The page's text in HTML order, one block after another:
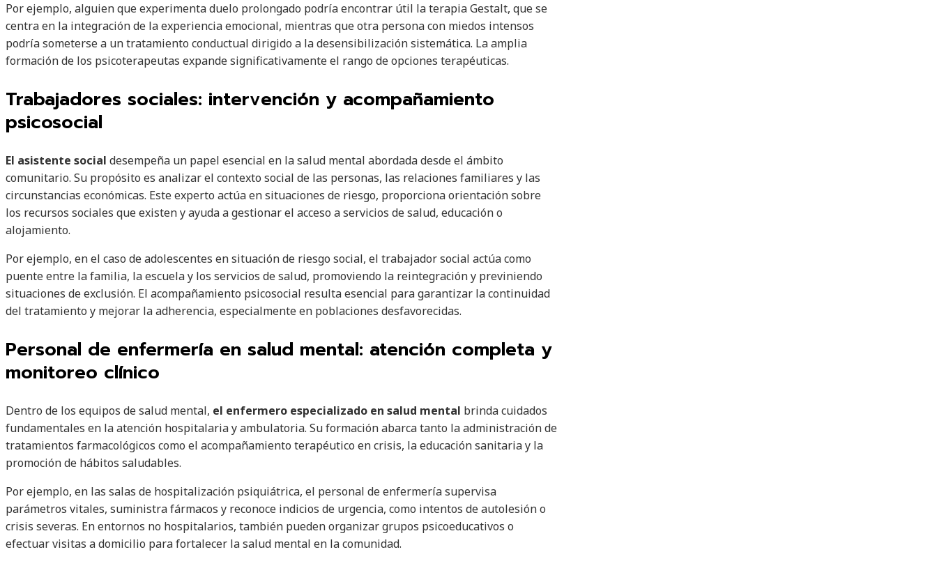
Por ejemplo, alguien que experimenta duelo prolongado podría encontrar útil la terapia Gestalt, que se
centra en la integración de la experiencia emocional, mientras que otra persona con miedos intensos
podría someterse a un tratamiento conductual dirigido a la desensibilización sistemática. La amplia
formación de los psicoterapeutas expande significativamente el rango de opciones terapéuticas.
Trabajadores sociales: intervención y acompañamiento
psicosocial
El asistente social desempeña un papel esencial en la salud mental abordada desde el ámbito
comunitario. Su propósito es analizar el contexto social de las personas, las relaciones familiares y las
circunstancias económicas. Este experto actúa en situaciones de riesgo, proporciona orientación sobre
los recursos sociales que existen y ayuda a gestionar el acceso a servicios de salud, educación o
alojamiento.
Por ejemplo, en el caso de adolescentes en situación de riesgo social, el trabajador social actúa como
puente entre la familia, la escuela y los servicios de salud, promoviendo la reintegración y previniendo
situaciones de exclusión. El acompañamiento psicosocial resulta esencial para garantizar la continuidad
del tratamiento y mejorar la adherencia, especialmente en poblaciones desfavorecidas.
Personal de enfermería en salud mental: atención completa y
monitoreo clínico
Dentro de los equipos de salud mental, el enfermero especializado en salud mental brinda cuidados
fundamentales en la atención hospitalaria y ambulatoria. Su formación abarca tanto la administración de
tratamientos farmacológicos como el acompañamiento terapéutico en crisis, la educación sanitaria y la
promoción de hábitos saludables.
Por ejemplo, en las salas de hospitalización psiquiátrica, el personal de enfermería supervisa
parámetros vitales, suministra fármacos y reconoce indicios de urgencia, como intentos de autolesión o
crisis severas. En entornos no hospitalarios, también pueden organizar grupos psicoeducativos o
efectuar visitas a domicilio para fortalecer la salud mental en la comunidad.